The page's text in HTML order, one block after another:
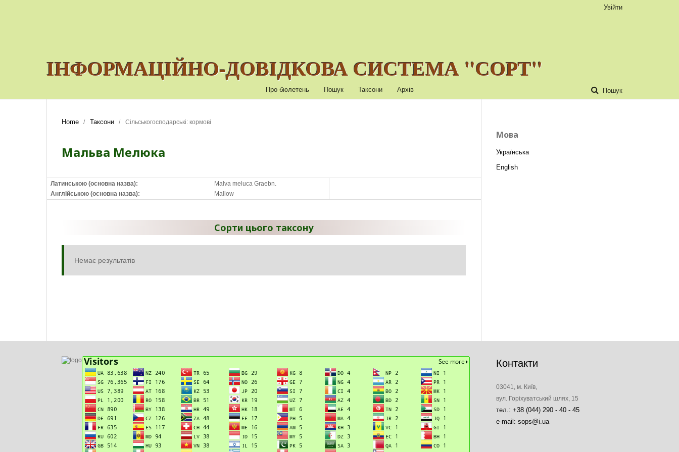
ІНФОРМАЦІЙНО-ДОВІДКОВА СИСТЕМА "СОРТ"
Про бюлетень Пошук Таксони Архів Пошук
Увійти
Home / Таксони / Сільськогосподарські: кормові
Мальва Мелюка
Латинською (основна назва):
Malva meluca Graebn.
Англійською (основна назва):
Mallow
Сорти цього таксону
Немає результатів
Мова
Українська
English
Контакти
03041, м. Київ,
вул. Горіхуватський шлях, 15
тел.: +38 (044) 290 - 40 - 45
e-mail: sops@i.ua